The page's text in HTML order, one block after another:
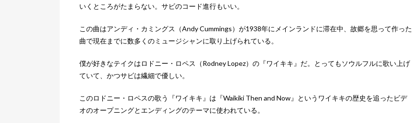
いくところがたまらない。サビのコード進行もいい。
この曲はアンディ・カミングス（Andy Cummings）が1938年にメインランドに滞在中、故郷を思って作った
曲で現在までに数多くのミュージシャンに取り上げられている。
僕が好きなテイクはロドニー・ロペス（Rodney Lopez）の『ワイキキ』だ。とってもソウルフルに歌い上げ
ていて、かつサビは繊細で優しい。
このロドニー・ロペスの歌う『ワイキキ』は『Waikiki Then and Now』というワイキキの歴史を追ったビデ
オのオープニングとエンディングのテーマに使われている。